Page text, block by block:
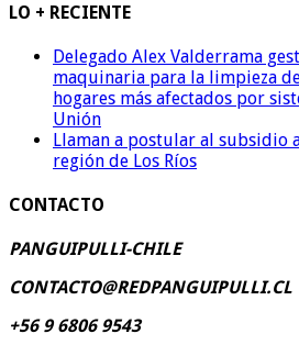
LO + RECIENTE
Delegado Alex Valderrama
maquinaria para la limpieza
hogares más afectados por
Unión
Llaman a postular al subsidio
región de Los Ríos
CONTACTO
PANGUIPULLI-CHILE
CONTACTO@REDPANGUIPULLI.CL
+56 9 6806 9543